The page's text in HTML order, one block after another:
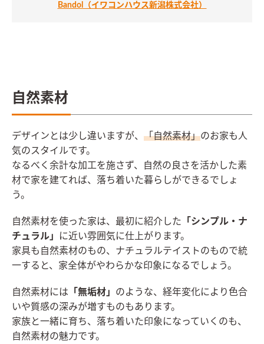
Bandol（イワコンハウス新潟株式会社）
自然素材
デザインとは少し違いますが、 「自然素材」のお家も人
気のスタイルです。
なるべく余計な加工を施さず、自然の良さを活かした素
材で家を建てれば、落ち着いた暮らしができるでしょ
う。
自然素材を使った家は、最初に紹介した 「シンプル・ナ
チュラル」
に近い雰囲気に仕上がります。
家具も自然素材のもの、ナチュラルテイストのもので統
一すると、家全体がやわらかな印象になるでしょう。
自然素材には 「無垢材」 のような、経年変化により色合
いや質感の深みが増すものもあります。
家族と一緒に育ち、落ち着いた印象になっていくのも、
自然素材の魅力です。